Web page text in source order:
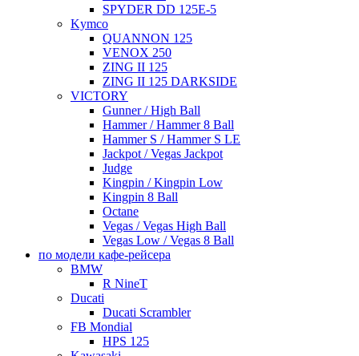
SPYDER DD 125E-5
Kymco
QUANNON 125
VENOX 250
ZING II 125
ZING II 125 DARKSIDE
VICTORY
Gunner / High Ball
Hammer / Hammer 8 Ball
Hammer S / Hammer S LE
Jackpot / Vegas Jackpot
Judge
Kingpin / Kingpin Low
Kingpin 8 Ball
Octane
Vegas / Vegas High Ball
Vegas Low / Vegas 8 Ball
по модели кафе-рейсера
BMW
R NineT
Ducati
Ducati Scrambler
FB Mondial
HPS 125